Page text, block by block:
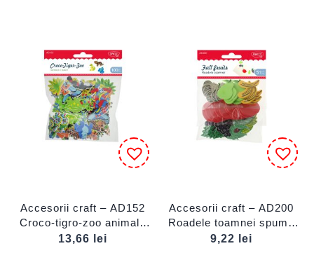
Accesorii craft – AD152
Croco-tigro-zoo animale
spumă autoadezivă DACO
13,66 lei
Accesorii craft – AD200
Roadele toamnei spumă
DACO
9,22 lei